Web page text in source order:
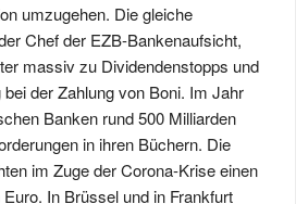
umzugehen. Die gleiche
Chef der EZB-Bankenaufsicht,
massiv zu Dividendenstopps und
der Zahlung von Boni. Im Jahr
Banken rund 500 Milliarden
in ihren Büchern. Die
im Zuge der Corona-Krise einen
In Brüssel und in Frankfurt